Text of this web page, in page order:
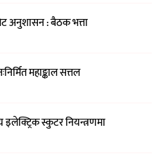
अनुशासन : बैठक भत्ता
महाङ्काल सत्तल
इलेक्ट्रिक स्कुटर नियन्त्रणमा